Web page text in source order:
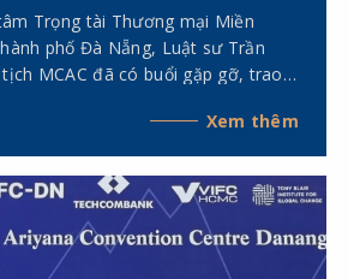
VĂN PHÒNG ĐẠI
NỘI VÀ TP. HỒ CHÍ MINH
Trọng tài Thương mại Miền
phố Đà Nẵng, Luật sư Trần
MCAC đã có buổi gặp gỡ, trao
MCAC tại TP. Hà Nội và Luật sư
tịch Hội đồng Khoa học, Trưởng
của MCAC tại TP. Hồ Chí Minh.
Xem thêm